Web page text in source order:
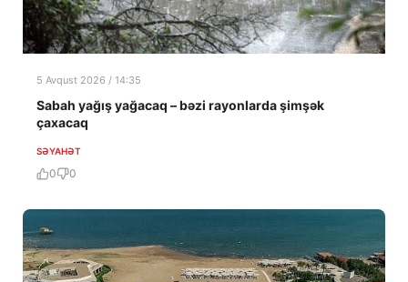
5 Avqust 2026 / 14:35
Sabah yağış yağacaq – bəzi rayonlarda şimşək
çaxacaq
SƏYAHƏT
0 0